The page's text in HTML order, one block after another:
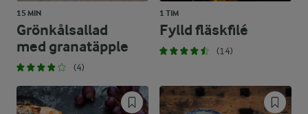
15 MIN
Grönkålsallad
med granatäpple
(4)
1 TIM
Fylld fläskfilé
(14)